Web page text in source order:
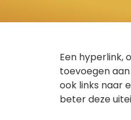
Een hyperlink,
toevoegen
ook links naar
beter deze